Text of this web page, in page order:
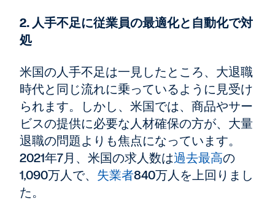
2. 人手不足に従業員の最適化と自動化で対
処
米国の人手不足は一見したところ、大退職
時代と同じ流れに乗っているように見受け
られます。しかし、米国では、商品やサー
ビスの提供に必要な人材確保の方が、大量
退職の問題よりも焦点になっています。
2021年7月、米国の求人数は過去最高の
1,090万人で、 失業者840万人を上回りまし
た。